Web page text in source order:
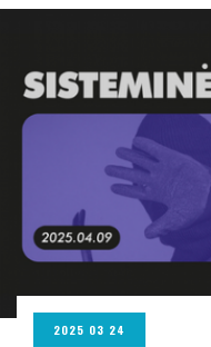
2025 03 24